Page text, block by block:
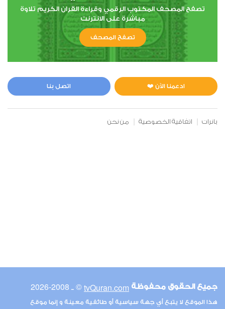
تصفح المصحف المكتوب الرقمي وقراءة القران الكريم تلاوة
مباشرة على الانترنت
تصفح المصحف
ادعمنا الآن ❤️ اتصل بنا
بانرات اتفاقية الخصوصية من نحن
جميع الحقوق محفوظة tvQuran.com© ـ 2008-2026
هذا الموقع لا يتبع أي جهة سياسية أو طائفية معينة و إنما موقع